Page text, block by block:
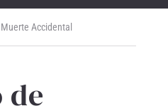
Muerte Accidental
de